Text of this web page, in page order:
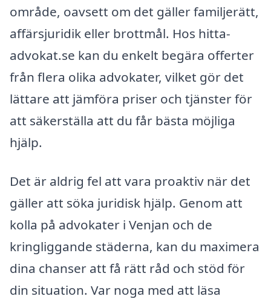
område, oavsett om det gäller familjerätt,
affärsjuridik eller brottmål. Hos hitta-
advokat.se kan du enkelt begära offerter
från flera olika advokater, vilket gör det
lättare att jämföra priser och tjänster för
att säkerställa att du får bästa möjliga
hjälp.
Det är aldrig fel att vara proaktiv när det
gäller att söka juridisk hjälp. Genom att
kolla på advokater i Venjan och de
kringliggande städerna, kan du maximera
dina chanser att få rätt råd och stöd för
din situation. Var noga med att läsa